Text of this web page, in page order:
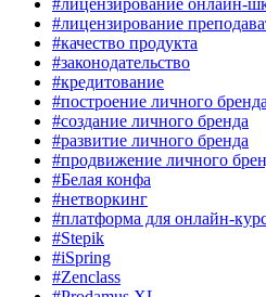
#лицензирование онлайн-
#лицензирование
#качество продукта
#законодательство
#кредитование
#построение личного бренда
#создание личного бренда
#развитие личного бренда
#продвижение личного
#Белая конфа
#нетворкинг
#платформа для онлайн-
#Stepik
#iSpring
#Zenclass